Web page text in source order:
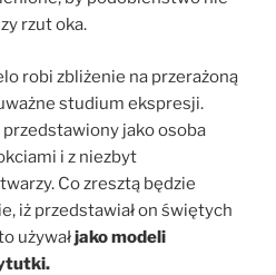
rzut oka.
robi zbliżenie na przerażoną
studium ekspresji.
jako osoba
i z niezbyt
Co zresztą będzie
iż przedstawiał on świętych
używałjako modeli